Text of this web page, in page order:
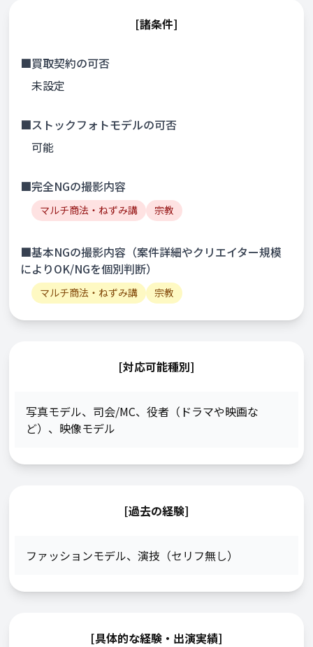
[諸条件]
■買取契約の可否
未設定
■ストックフォトモデルの可否
可能
■完全NGの撮影内容
マルチ商法・ねずみ講 宗教
■基本NGの撮影内容（案件詳細やクリエイター規模
によりOK/NGを個別判断）
マルチ商法・ねずみ講 宗教
[対応可能種別]
写真モデル、 司会/MC、役者（ドラマや映画な
ど） 、 映像モデル
[過去の経験]
ファッションモデル、演技（セリフ無し）
[具体的な経験・出演実績]